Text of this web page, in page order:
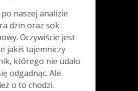
naszej analizie
dżin oraz sok
Oczywiście jest
jakiś tajemniczy
którego nie udało
odgadnąc. Ale
o to chodzi.